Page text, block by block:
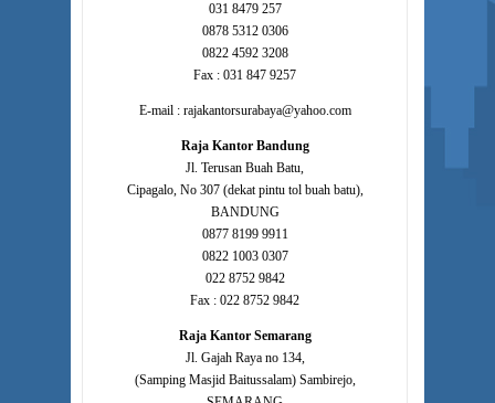
031 8479 257
0878 5312 0306
0822 4592 3208
Fax : 031 847 9257
E-mail : rajakantorsurabaya@yahoo.com
Raja Kantor Bandung
Jl. Terusan Buah Batu,
Cipagalo, No 307 (dekat pintu tol buah batu),
BANDUNG
0877 8199 9911
0822 1003 0307
022 8752 9842
Fax : 022 8752 9842
Raja Kantor Semarang
Jl. Gajah Raya no 134,
(Samping Masjid Baitussalam) Sambirejo,